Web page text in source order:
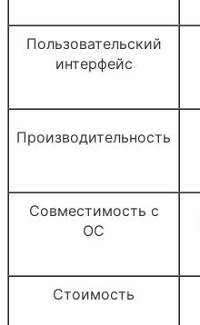
Пользовательский
интерфейс
Производительность
Совместимость с
ОС
Стоимость